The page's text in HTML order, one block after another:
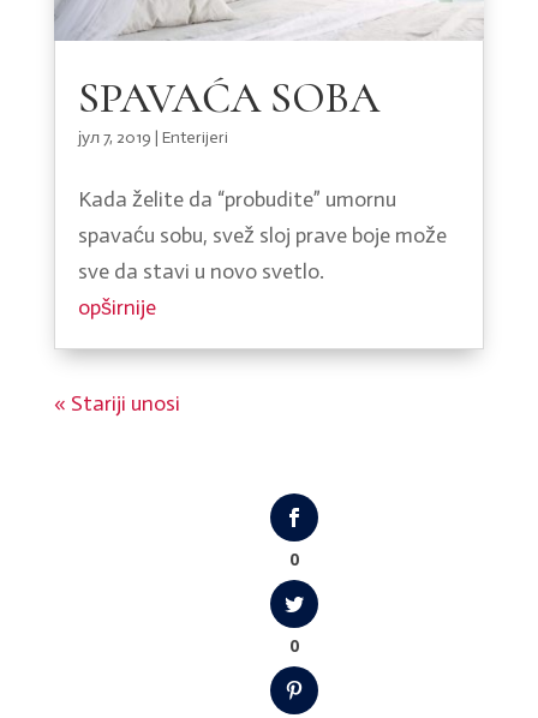
SPAVAĆA SOBA
јул 7, 2019 | Enterijeri
Kada želite da “probudite” umornu
spavaću sobu, svež sloj prave boje može
sve da stavi u novo svetlo.
opširnije
« Stariji unosi
0
0